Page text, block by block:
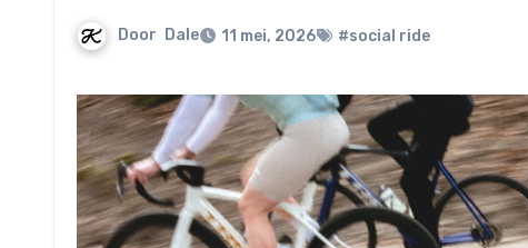
Door Dale 11 mei, 2026 #social ride